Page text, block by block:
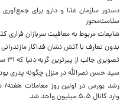
سلامت‌محور
شایعات مربوط به معافیت سربازان
بدون تعارف با آتش نشان فداکار مازندرانی
تصویری جالب از پیرترین گربه دنیا که ۳۱ ساله شد
سید حسن نصرالله در منزل چگونه پدری
رشد بورس در اولین روز معاملات
وارد کانال ۵.۵ میلیون واحد شد